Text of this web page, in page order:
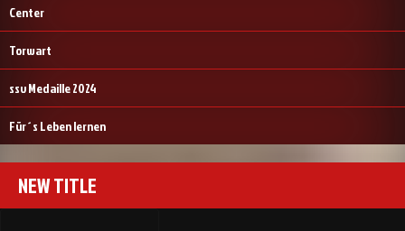
Center
Torwart
ssv Medaille 2024
Für´s Leben lernen
NEW TITLE